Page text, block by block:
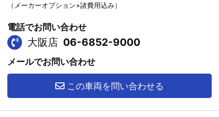
（メーカーオプション+諸費用込み）
電話でお問い合わせ
大阪店 06-6852-9000
メールでお問い合わせ
この車両を問い合わせる